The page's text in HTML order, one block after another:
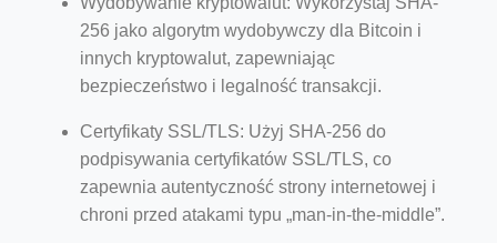
256 jako algorytm wydobywczy dla Bitcoin i
innych kryptowalut, zapewniając
bezpieczeństwo i legalność transakcji.
Certyfikaty SSL/TLS: Użyj SHA-256 do
podpisywania certyfikatów SSL/TLS, co
zapewnia autentyczność strony internetowej i
chroni przed atakami typu „man-in-the-middle”.